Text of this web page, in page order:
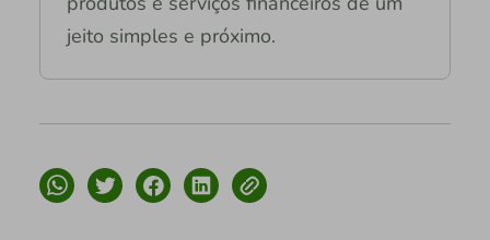
jeito simples e próximo.